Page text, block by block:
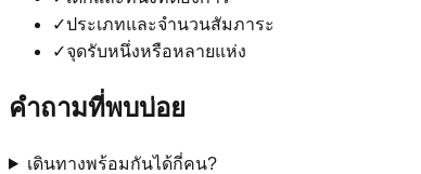
✓ประเภทและจำนวนสัมภาระ
✓จุดรับหนึ่งหรือหลายแห่ง
คำถามที่พบบ่อย
เดินทางพร้อมกันได้กี่คน?